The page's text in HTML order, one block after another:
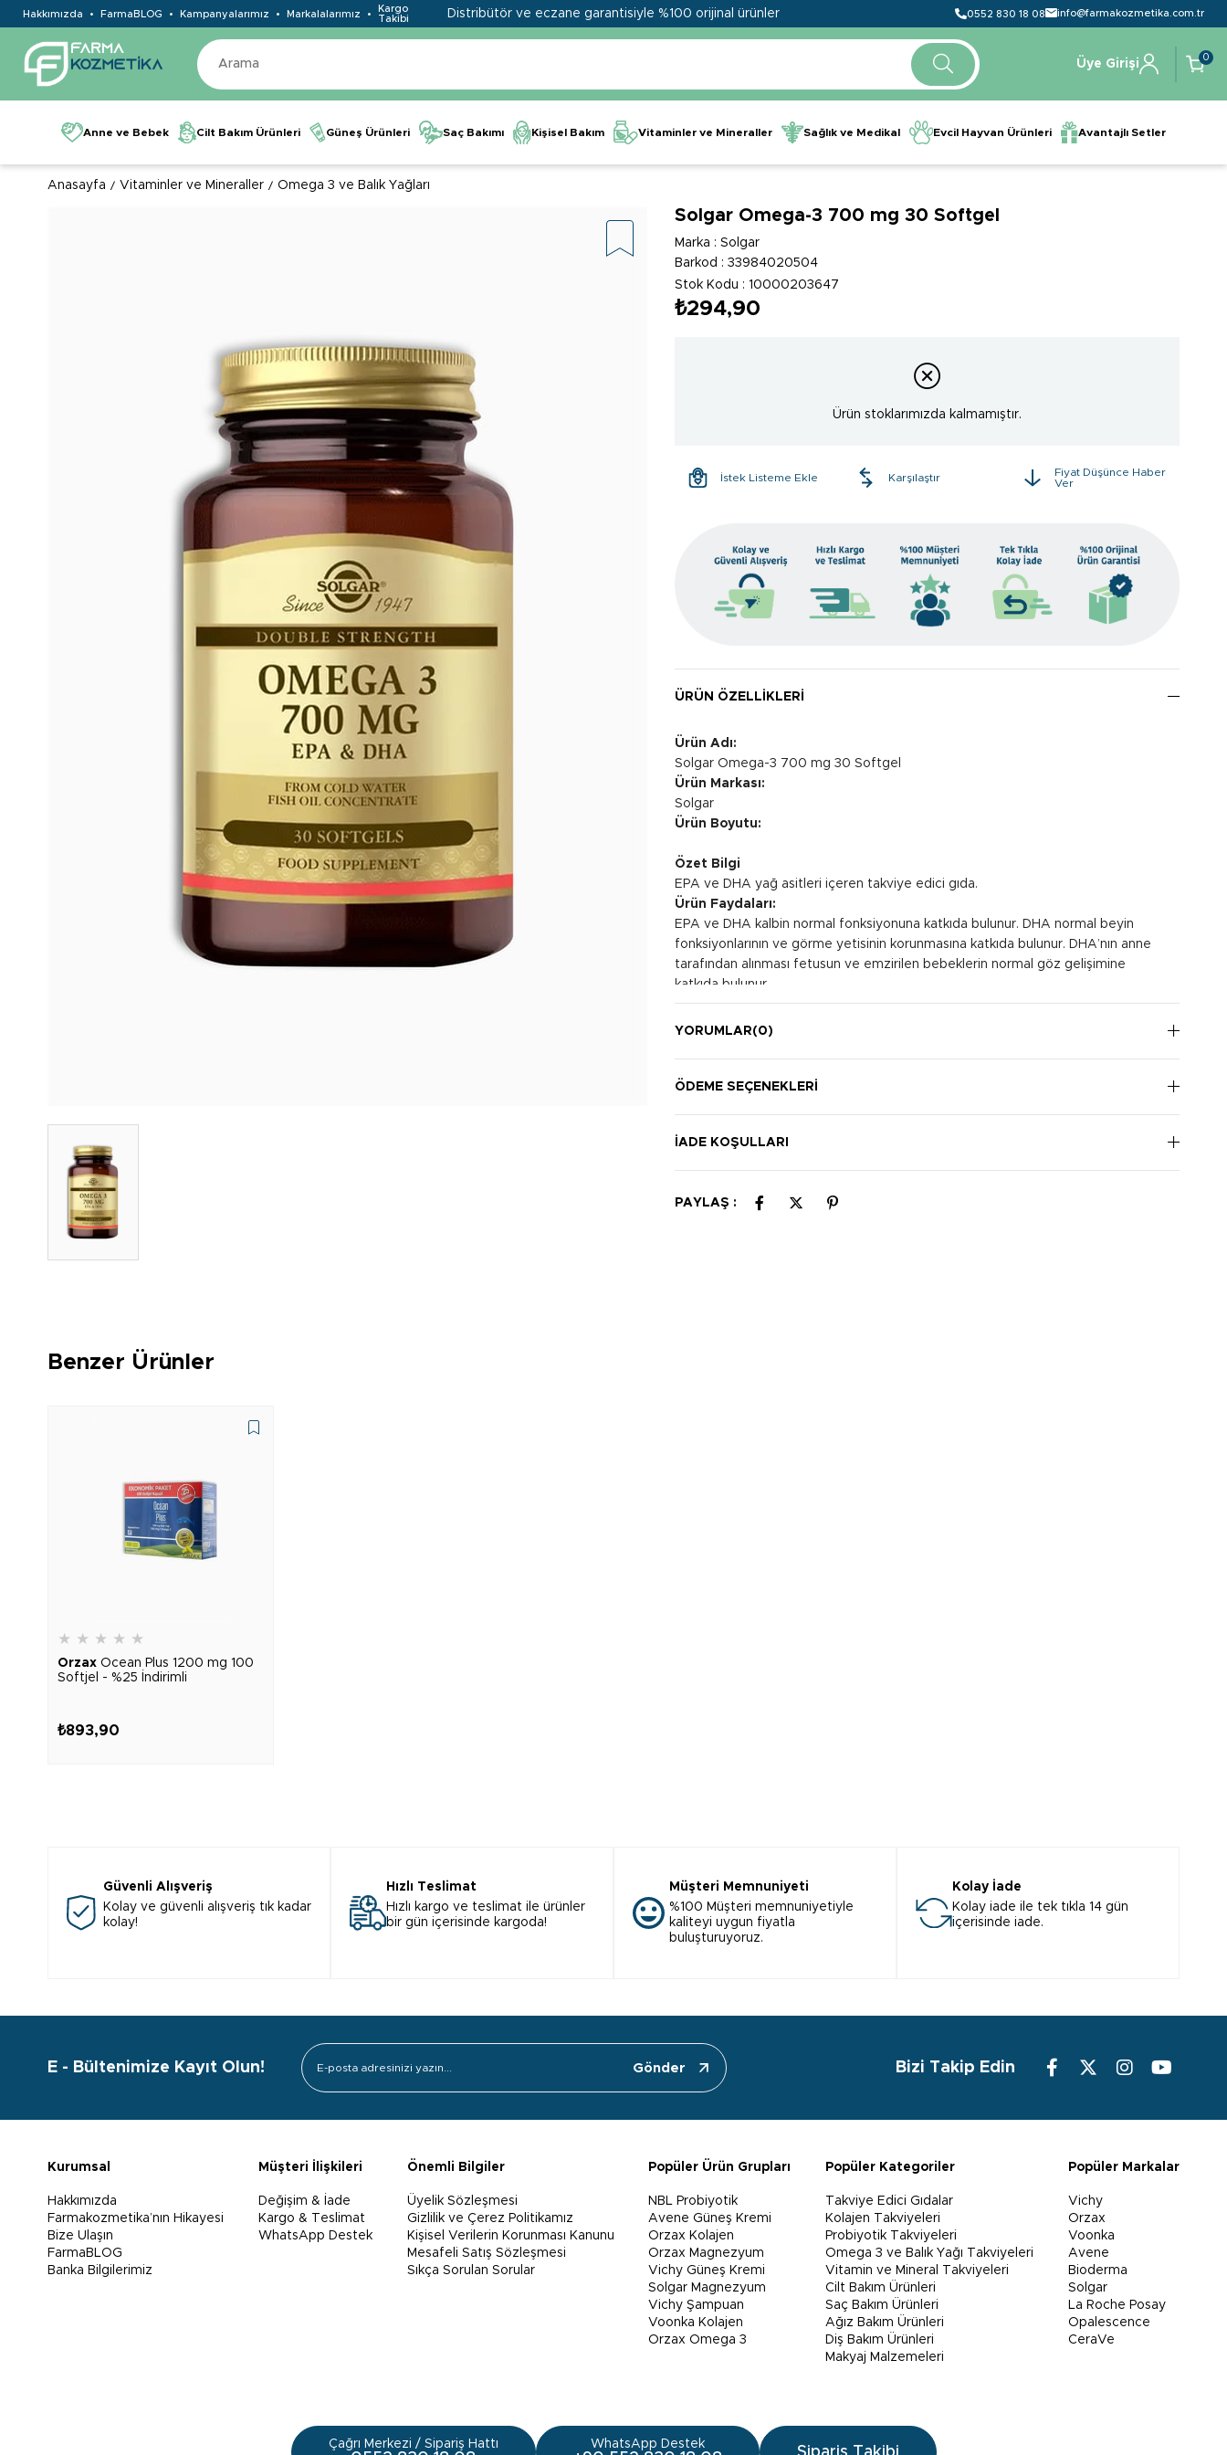
Hakkımızda FarmaBLOG Kampanyalarımız Markalalarımız
Kargo
Takibi
Distribütör ve eczane garantisiyle %100 orijinal ürünler 0552 830 18 08 info@farmakozmetika.com.tr
Üye Girişi
0
Anne ve Bebek Cilt Bakım Ürünleri Güneş Ürünleri Saç Bakımı Kişisel Bakım Vitaminler ve Mineraller Sağlık ve Medikal Evcil Hayvan Ürünleri Avantajlı Setler
Anasayfa Vitaminler ve Mineraller Omega 3 ve Balık Yağları
Solgar Omega-3 700 mg 30 Softgel
Marka : Solgar
Barkod : 33984020504
Stok Kodu
10000203647
₺294,90
Ürün stoklarımızda kalmamıştır.
İstek Listeme Ekle Karşılaştır
Fiyat Düşünce Haber
Ver
ÜRÜN ÖZELLIKLERI
Ürün Adı:
Solgar Omega-3 700 mg 30 Softgel
Ürün Markası:
Solgar
Ürün Boyutu:
Özet Bilgi
EPA ve DHA yağ asitleri içeren takviye edici gıda.
Ürün Faydaları:
EPA ve DHA kalbin normal fonksiyonuna katkıda bulunur. DHA normal beyin
fonksiyonlarının ve görme yetisinin korunmasına katkıda bulunur. DHA’nın anne
tarafından alınması fetusun ve emzirilen bebeklerin normal göz gelişimine
katkıda bulunur.
Kullanım Şekli:
Tercihen yemek zamanı, günde 1-2 kez bir kapsülün bol su ile alınması önerilir.
YORUMLAR(0)
ÖDEME SEÇENEKLERI
İADE KOŞULLARI
PAYLAŞ :
Benzer Ürünler
★ ★ ★ ★ ★
Orzax Ocean Plus 1200 mg 100
Softjel - %25 İndirimli
₺893,90
Güvenli Alışveriş
Kolay ve güvenli alışveriş tık kadar
kolay!
Hızlı Teslimat
Hızlı kargo ve teslimat ile ürünler
bir gün içerisinde kargoda!
Müşteri Memnuniyeti
%100 Müşteri memnuniyetiyle
kaliteyi uygun fiyatla
buluşturuyoruz.
Kolay İade
Kolay iade ile tek tıkla 14 gün
içerisinde iade.
E - Bültenimize Kayıt Olun! Gönder Bizi Takip Edin
Kurumsal
Hakkımızda
Farmakozmetika’nın Hikayesi
Bize Ulaşın
FarmaBLOG
Banka Bilgilerimiz
Müşteri İlişkileri
Değişim & İade
Kargo & Teslimat
WhatsApp Destek
Önemli Bilgiler
Üyelik Sözleşmesi
Gizlilik ve Çerez Politikamız
Kişisel Verilerin Korunması Kanunu
Mesafeli Satış Sözleşmesi
Sıkça Sorulan Sorular
Popüler Ürün Grupları
NBL Probiyotik
Avene Güneş Kremi
Orzax Kolajen
Orzax Magnezyum
Vichy Güneş Kremi
Solgar Magnezyum
Vichy Şampuan
Voonka Kolajen
Orzax Omega 3
Popüler Kategoriler
Takviye Edici Gıdalar
Kolajen Takviyeleri
Probiyotik Takviyeleri
Omega 3 ve Balık Yağı Takviyeleri
Vitamin ve Mineral Takviyeleri
Cilt Bakım Ürünleri
Saç Bakım Ürünleri
Ağız Bakım Ürünleri
Diş Bakım Ürünleri
Makyaj Malzemeleri
Popüler Markalar
Vichy
Orzax
Voonka
Avene
Bioderma
Solgar
La Roche Posay
Opalescence
CeraVe
Çağrı Merkezi / Sipariş Hattı WhatsApp Destek